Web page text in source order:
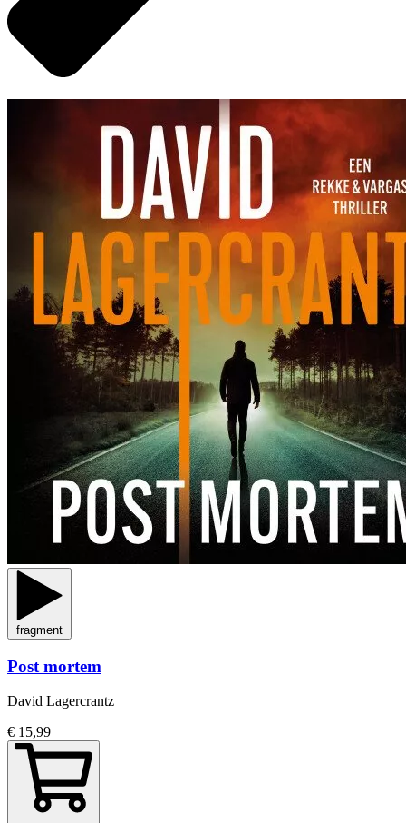
fragment
Post mortem
David Lagercrantz
€ 15,99